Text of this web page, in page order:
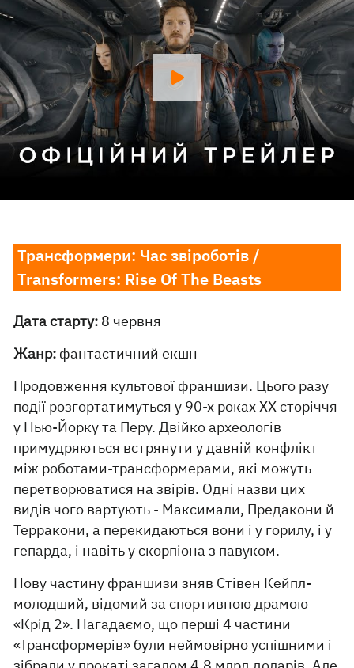
Трансформери: Час звіроботів /
Transformers: Rise Of The Beasts
Дата старту: 8 червня
Жанр: фантастичний екшн
Продовження культової франшизи. Цього разу
події розгортатимуться у 90-х роках ХХ сторіччя
у Нью-Йорку та Перу. Двійко археологів
примудряються встрянути у давній конфлікт
між роботами-трансформерами, які можуть
перетворюватися на звірів. Одні назви цих
видів чого вартують - Максимали, Предакони й
Терракони, а перекидаються вони і у горилу, і у
гепарда, і навіть у скорпіона з павуком.
Нову частину франшизи зняв Стівен Кейпл-
молодший, відомий за спортивною драмою
«Крід 2». Нагадаємо, що перші 4 частини
«Трансформерів» були неймовірно успішними і